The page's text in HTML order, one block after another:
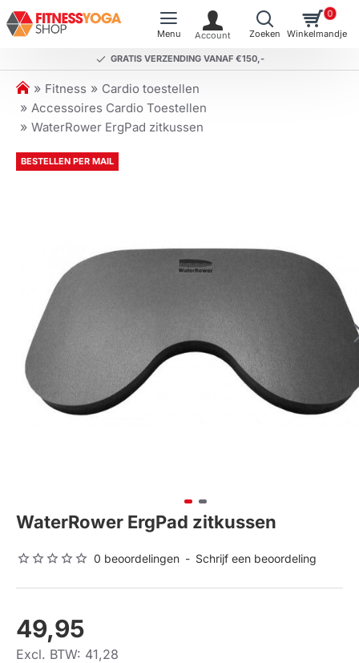
GRATIS VERZENDING VANAF €150,-
0
h
o
m
Fitness
Cardio toestellen
Accessoires Cardio Toestellen
WaterRower ErgPad zitkussen
BESTELLEN PER MAIL
WaterRower ErgPad zitkussen
0 beoordelingen - Schrijf een beoordeling
49,95
Excl. BTW: 41,28